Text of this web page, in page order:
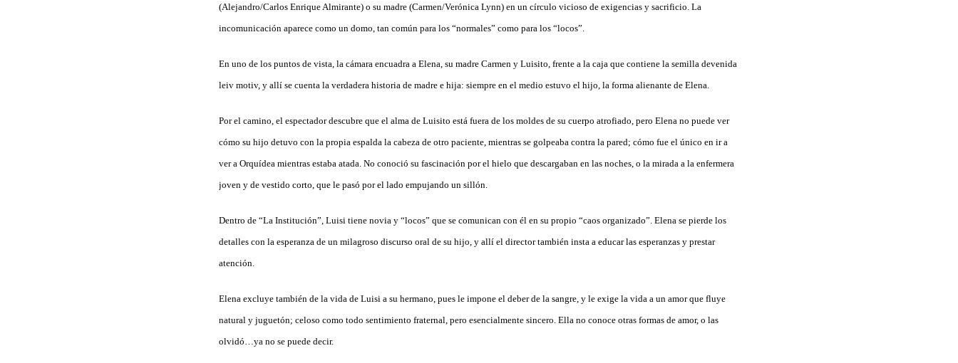
(Alejandro/Carlos Enrique Almirante) o su madre (Carmen/Verónica Lynn) en un círculo vicioso de exigencias y sacrificio. La
incomunicación aparece como un domo, tan común para los “normales” como para los “locos”.
En uno de los puntos de vista, la cámara encuadra a Elena, su madre Carmen y Luisito, frente a la caja que contiene la semilla devenida
leiv motiv, y allí se cuenta la verdadera historia de madre e hija: siempre en el medio estuvo el hijo, la forma alienante de Elena.
Por el camino, el espectador descubre que el alma de Luisito está fuera de los moldes de su cuerpo atrofiado, pero Elena no puede ver
cómo su hijo detuvo con la propia espalda la cabeza de otro paciente, mientras se golpeaba contra la pared; cómo fue el único en ir a
ver a Orquídea mientras estaba atada. No conoció su fascinación por el hielo que descargaban en las noches, o la mirada a la enfermera
joven y de vestido corto, que le pasó por el lado empujando un sillón.
Dentro de “La Institución”, Luisi tiene novia y “locos” que se comunican con él en su propio “caos organizado”. Elena se pierde los
detalles con la esperanza de un milagroso discurso oral de su hijo, y allí el director también insta a educar las esperanzas y prestar
atención.
Elena excluye también de la vida de Luisi a su hermano, pues le impone el deber de la sangre, y le exige la vida a un amor que fluye
natural y juguetón; celoso como todo sentimiento fraternal, pero esencialmente sincero. Ella no conoce otras formas de amor, o las
olvidó…ya no se puede decir.